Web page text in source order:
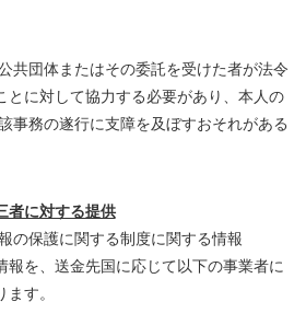
共団体またはその委託を受けた者が法令
とに対して協力する必要があり、本人の
事務の遂行に支障を及ぼすおそれがある
者に対する提供
の保護に関する制度に関する情報
報を、送金先国に応じて以下の事業者に
す。